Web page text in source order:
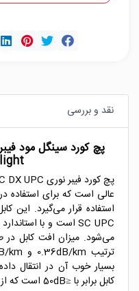
نقد و بررسی
عالی است که برای استفاده
بسیار خوب آن در انتقال
کابل برابر با ≤50dB است که از تداخل سیگنال‌ها جلوگیری می‌کند.